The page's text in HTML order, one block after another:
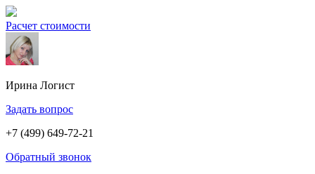
Расчет стоимости
Ирина Логист
Задать вопрос
+7 (499) 649-72-21
Обратный звонок